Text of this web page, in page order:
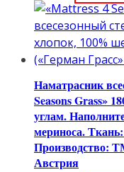
Наматрасник
Seasons Grass»
углам.
мериноса.
Производство:
Австрия